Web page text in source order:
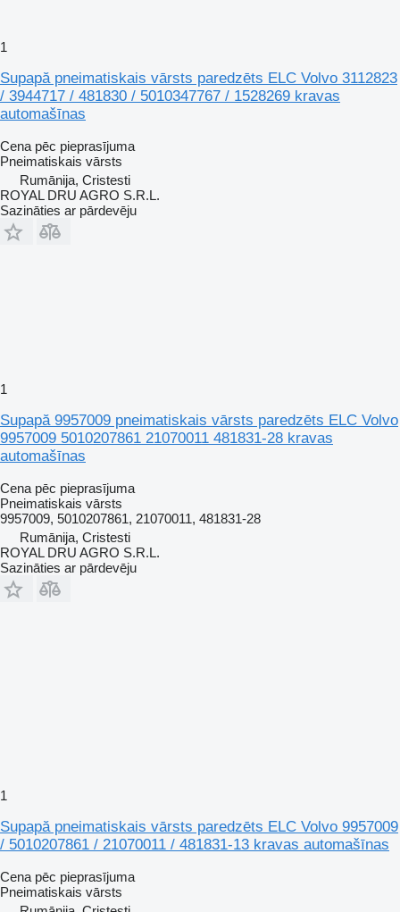
1
Supapă pneimatiskais vārsts paredzēts ELC Volvo 3112823
/ 3944717 / 481830 / 5010347767 / 1528269 kravas
automašīnas
Cena pēc pieprasījuma
Pneimatiskais vārsts
Rumānija, Cristesti
ROYAL DRU AGRO S.R.L.
Sazināties ar pārdevēju
1
Supapă 9957009 pneimatiskais vārsts paredzēts ELC Volvo
9957009 5010207861 21070011 481831-28 kravas
automašīnas
Cena pēc pieprasījuma
Pneimatiskais vārsts
9957009, 5010207861, 21070011, 481831-28
Rumānija, Cristesti
ROYAL DRU AGRO S.R.L.
Sazināties ar pārdevēju
1
Supapă pneimatiskais vārsts paredzēts ELC Volvo 9957009
/ 5010207861 / 21070011 / 481831-13 kravas automašīnas
Cena pēc pieprasījuma
Pneimatiskais vārsts